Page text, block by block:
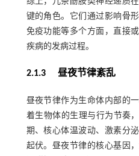
键的角色。它们通过影响骨
免疫功能等多个方面，直接
疾病的发病过程。
2.1.3 昼夜节律紊乱
昼夜节律作为生命体内部的
着生物体的生理与行为节奏
期、核心体温波动、激素分
起伏。昼夜节律的核心基因